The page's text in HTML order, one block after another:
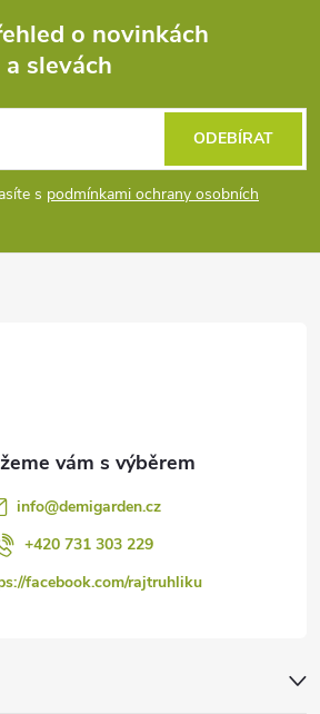
o novinkách
a slevách
s podmínkami ochrany osobních
ODEBÍRAT
info@demigarden.cz
+420 731 303 229
facebook.com/rajtruhliku